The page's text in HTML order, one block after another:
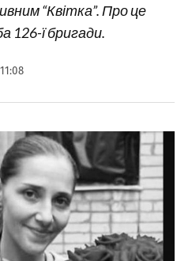
“Квітка”. Про це
126-ї бригади.